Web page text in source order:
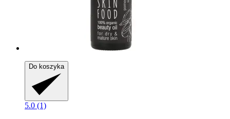
Do koszyka
5.0 (1)